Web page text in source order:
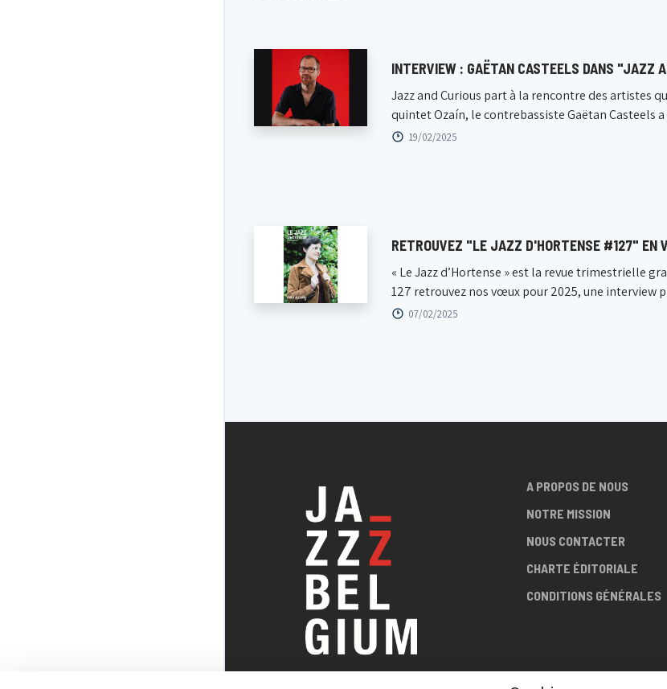
INTERVIEW : GAËTAN CASTEELS DANS "JAZZ
Jazz and Curious part à la rencontre des artistes
quintet Ozaín, le contrebassiste Gaëtan Casteels
19/02/2025
RETROUVEZ "LE JAZZ D'HORTENSE #127" EN
« Le Jazz d’Hortense » est la revue trimestrielle
127 retrouvez nos vœux pour 2025, une interview
07/02/2025
A PROPOS DE NOUS
NOTRE MISSION
NOUS CONTACTER
CHARTE ÉDITORIALE
CONDITIONS GÉNÉRALES